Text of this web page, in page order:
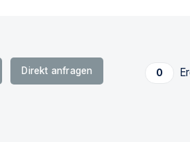
Direkt anfragen 0